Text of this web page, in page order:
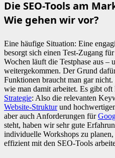
Die SEO-Tools am
Wie gehen wir vor?
Eine häufige Situation: Eine
besorgt sich einen Test-Zugang
Wochen läuft die Testphase aus –
weitergekommen. Der Grund
Funktionen braucht man gar
wie man damit arbeitet. Es gibt oft
Strategie: Also die relevanten
Website-Strukturund
aber auch Anforderungen für
steht, haben wir sehr gute
individuelle Workshops zu
effizient mit den SEO-Tools